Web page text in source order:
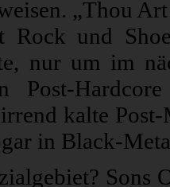
„Thou
Rock und
nur um im
Post-
kalte
in Black-